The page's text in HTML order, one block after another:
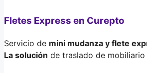
Fletes Express en Curepto
Servicio de mini mudanza y flete
La solución de traslado de mobiliario